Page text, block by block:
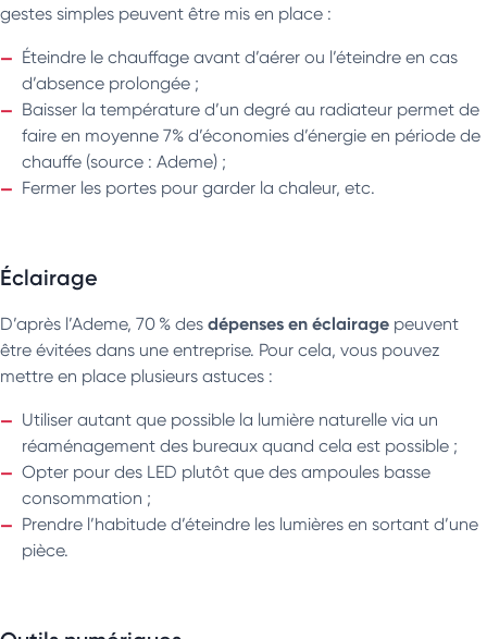
gestes simples peuvent être mis en place :
Éteindre le chauffage avant d’aérer ou l’éteindre en cas
d’absence prolongée ;
Baisser la température d’un degré au radiateur permet de
faire en moyenne 7% d’économies d’énergie en période de
chauffe (source : Ademe) ;
Fermer les portes pour garder la chaleur, etc.
Éclairage
D’après l’Ademe, 70 % des dépenses en éclairage peuvent
être évitées dans une entreprise. Pour cela, vous pouvez
mettre en place plusieurs astuces :
Utiliser autant que possible la lumière naturelle via un
réaménagement des bureaux quand cela est possible ;
Opter pour des LED plutôt que des ampoules basse
consommation ;
Prendre l’habitude d’éteindre les lumières en sortant d’une
pièce.